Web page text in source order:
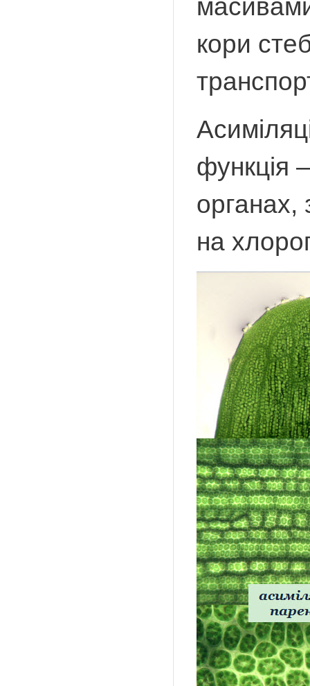
кори
функція
органах,
на